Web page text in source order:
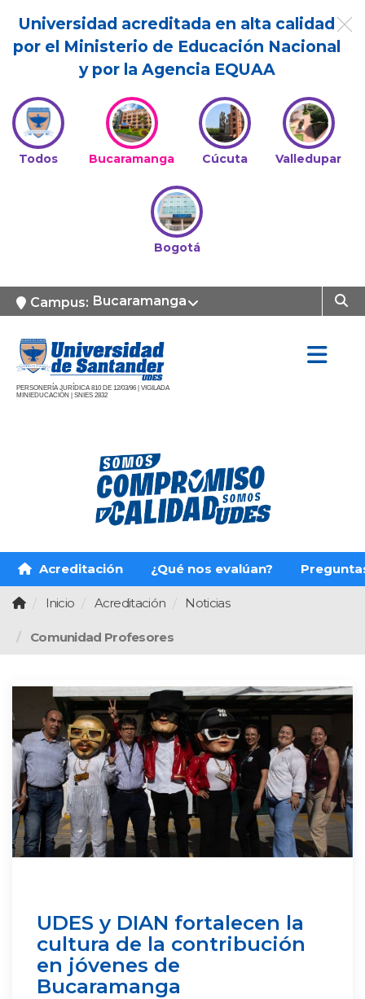
Universidad acreditada en alta calidad
por el Ministerio de Educación Nacional
y por la Agencia EQUAA
Todos Bucaramanga Cúcuta Valledupar
Bogotá
Campus: Bucaramanga
PERSONERÍA JURÍDICA 810 DE 12/03/96 | VIGILADA
MINIEDUCACIÓN | SNIES 2832
Acreditación ¿Qué nos evalúan?
Inicio Acreditación Noticias
Comunidad Profesores
UDES y DIAN fortalecen la
cultura de la contribución
en jóvenes de
Bucaramanga